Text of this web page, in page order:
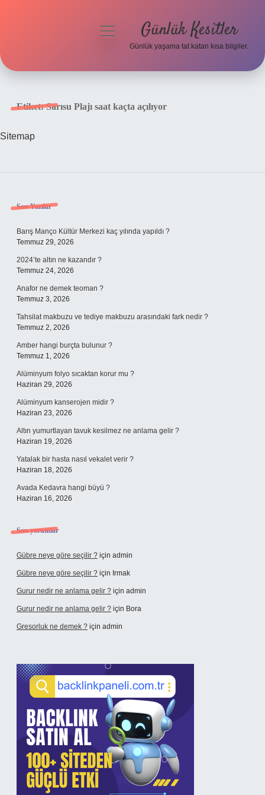
menüyü
Günlük Kesitler
Günlük yaşama tat katan kısa bilgiler.
Etiket:Sarısu Plajı saat kaçta açılıyor
Sitemap
Sidebar
Son Yazılar
Barış Manço Kültür Merkezi kaç yılında yapıldı ?
Temmuz 29, 2026
2024’te altın ne kazandır ?
Temmuz 24, 2026
Anafor ne demek teoman ?
Temmuz 3, 2026
Tahsilat makbuzu ve tediye makbuzu arasındaki fark nedir ?
Temmuz 2, 2026
Amber hangi burçta bulunur ?
Temmuz 1, 2026
Alüminyum folyo sıcaktan korur mu ?
Haziran 29, 2026
Alüminyum kanserojen midir ?
Haziran 23, 2026
Altın yumurtlayan tavuk kesilmez ne anlama gelir ?
Haziran 19, 2026
Yatalak bir hasta nasıl vekalet verir ?
Haziran 18, 2026
Avada Kedavra hangi büyü ?
Haziran 16, 2026
Son yorumlar
Gübre neye göre seçilir ? için admin
Gübre neye göre seçilir ? için Irmak
Gurur nedir ne anlama gelir ? için admin
Gurur nedir ne anlama gelir ? için Bora
Gresorluk ne demek ? için admin